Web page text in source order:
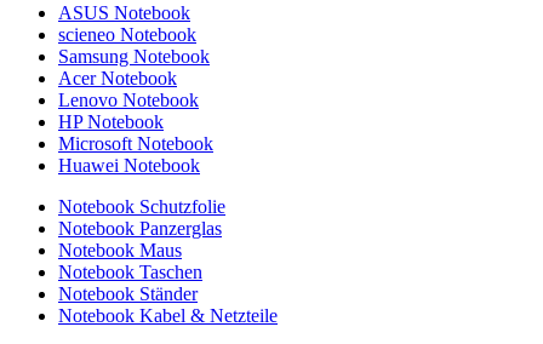
ASUS Notebook
scieneo Notebook
Samsung Notebook
Acer Notebook
Lenovo Notebook
HP Notebook
Microsoft Notebook
Huawei Notebook
Notebook Schutzfolie
Notebook Panzerglas
Notebook Maus
Notebook Taschen
Notebook Ständer
Notebook Kabel & Netzteile